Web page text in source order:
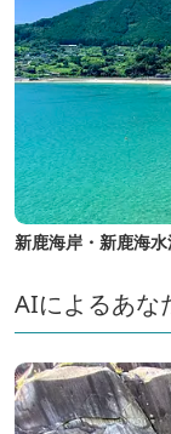
新鹿海岸・新鹿海
AIによるあな